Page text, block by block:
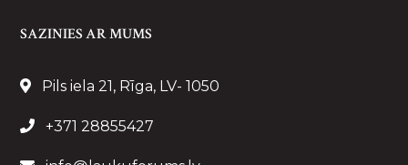
SAZINIES AR MUMS
Pils iela 21, Rīga, LV- 1050
+371 28855427